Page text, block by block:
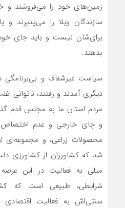
زمین‌های خود را می‌فروشند و
سازندگان ویلا را می‌پذیرند
برای‌شان نیست و باید جای
بدهند.
سیاست‌ غیرشفاف و
دیگری آمدند و رفتند، ناتوانی
مردم استان ما به مجلس قدم
و چای خارجی و عدم اختصاص
محصولات زراعی، و مجموعه‌ای
شد که کشاورزان از کشاورزی
میلی به فعالیت در این
شرایطی، طبیعی است که
سنتی‌اش به فعالیت